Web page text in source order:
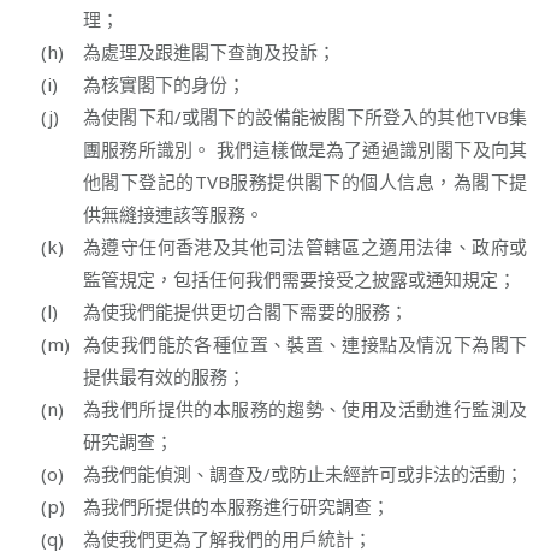
理；
(h)
為處理及跟進閣下查詢及投訴；
(i)
為核實閣下的身份；
(j)
為使閣下和/或閣下的設備能被閣下所登入的其他TVB集
團服務所識別。 我們這樣做是為了通過識別閣下及向其
他閣下登記的TVB服務提供閣下的個人信息，為閣下提
供無縫接連該等服務。
(k)
為遵守任何香港及其他司法管轄區之適用法律、政府或
監管規定，包括任何我們需要接受之披露或通知規定；
(l)
為使我們能提供更切合閣下需要的服務；
(m) 為使我們能於各種位置、裝置、連接點及情況下為閣下
提供最有效的服務；
(n)
為我們所提供的本服務的趨勢、使用及活動進行監測及
研究調查；
(o)
為我們能偵測、調查及/或防止未經許可或非法的活動；
(p)
為我們所提供的本服務進行研究調查；
(q)
為使我們更為了解我們的用戶統計；